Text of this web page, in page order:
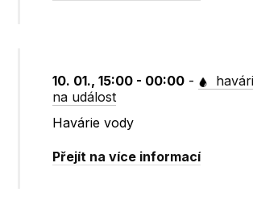
10. 01., 15:00 - 00:00 -
na událost
Havárie vody
Přejít na více informací